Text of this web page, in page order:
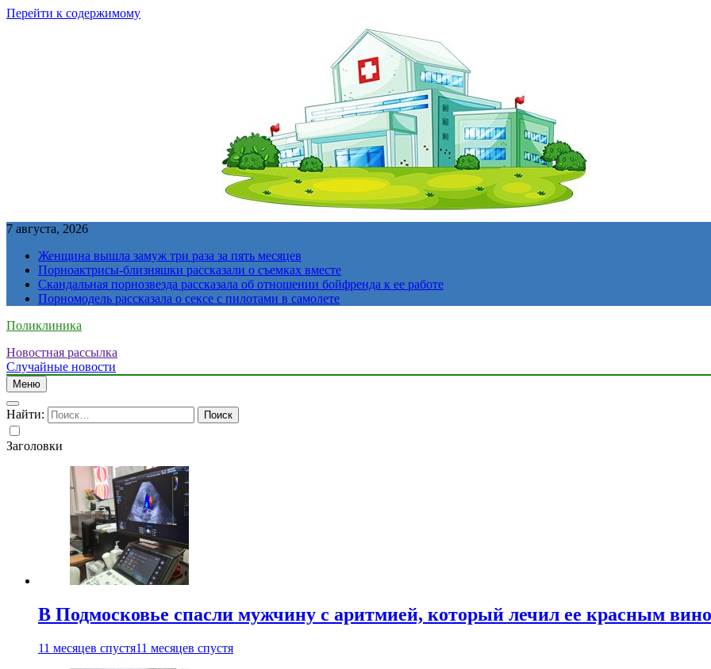
Перейти к содержимому
7 августа, 2026
Женщина вышла замуж три раза за пять месяцев
Порноактрисы-близняшки рассказали о съемках вместе
Скандальная порнозвезда рассказала об отношении бойфренда к ее работе
Порномодель рассказала о сексе с пилотами в самолете
Поликлиника
Новостная рассылка
Случайные новости
Меню
Найти:
Заголовки
В Подмосковье спасли мужчину с аритмией, который лечил ее красным
11 месяцев спустя11 месяцев спустя